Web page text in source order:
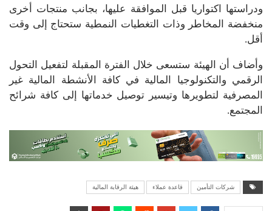
ودراستها اكتواريا قبل الموافقة عليها، بجانب منتجات أخرى
منخفضة المخاطر وذات التغطيات النمطية ستحتاج إلى وقت
أقل.
وأضاف أن الهيئة ستسعى خلال الفترة المقبلة لتفعيل التحول
الرقمي والتكنولوجيا المالية في كافة الأنشطة المالية غير
المصرفية لتطويرها وتيسير توصيل خدماتها إلى كافة شرائح
المجتمع.
شركات التأمين قاعدة عملاء هيئة الرقابة المالية